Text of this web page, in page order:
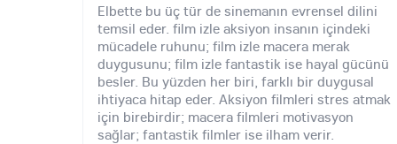
Elbette bu üç tür de sinemanın evrensel dilini
temsil eder. film izle aksiyon insanın içindeki
mücadele ruhunu; film izle macera merak
duygusunu; film izle fantastik ise hayal gücünü
besler. Bu yüzden her biri, farklı bir duygusal
ihtiyaca hitap eder. Aksiyon filmleri stres atmak
için birebirdir; macera filmleri motivasyon
sağlar; fantastik filmler ise ilham verir.